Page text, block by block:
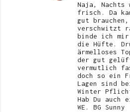
Naja, Nachts
frisch. Da
gut brauchen,
verschwitzt
binde ich mir
die Hüfte.
ärmelloses
der gut
vermutlich
doch so ein
Lagen sind
Winter
Hab Du auch
WE. BG Sunny